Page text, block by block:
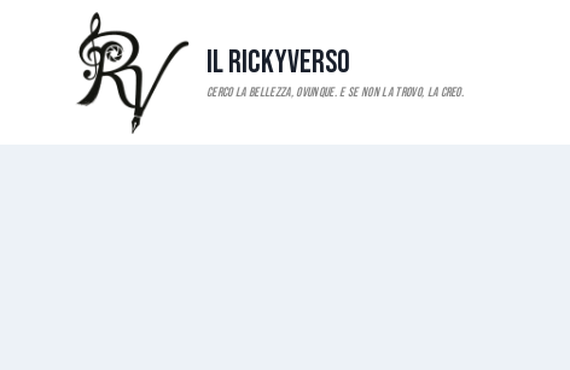
contenuto
Il RickyVerso